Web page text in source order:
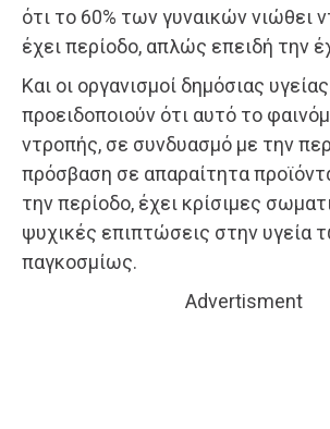
ότι το 60% των γυναικών νιώθει
έχει περίοδο, απλώς επειδή την
Και οι οργανισμοί δημόσιας υγείας
προειδοποιούν ότι αυτό το
ντροπής, σε συνδυασμό με την
πρόσβαση σε απαραίτητα
την περίοδο, έχει κρίσιμες
ψυχικές επιπτώσεις στην υγεία
παγκοσμίως.
Advertisment